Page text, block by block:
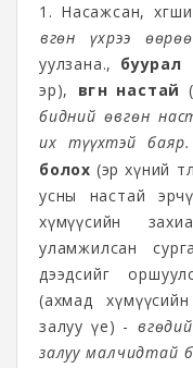
1. Насажсан,
Өвгөн үхрээ
уулзана., буурал
эр),
өвгөн настай
бидний өвгөн
их түүхтэй баяр.
болох (эр хүний
усны настай
хүмүүсийн
уламжилсан
дээдсийг
(ахмад
залуу үе) -
залуу малчидтай